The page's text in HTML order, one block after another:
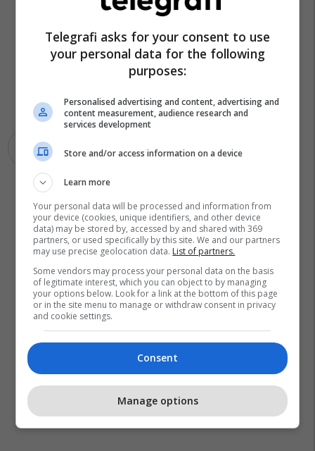
Galaxy S11 Samsung
Telegrafi asks for your consent to use
your personal data for the following
purposes:
Personalised advertising and content, advertising and
content measurement, audience research and
services development
Store and/or access information on a device
Learn more
Your personal data will be processed and information from
your device (cookies, unique identifiers, and other device
data) may be stored by, accessed by and shared with 369
partners, or used specifically by this site. We and our partners
may use precise geolocation data. List of partners.
Some vendors may process your personal data on the basis
of legitimate interest, which you can object to by managing
your options below. Look for a link at the bottom of this page
or in the site menu to manage or withdraw consent in privacy
and cookie settings.
Consent
Manage options